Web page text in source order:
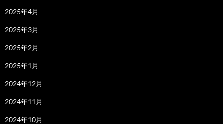
2025年4月
2025年3月
2025年2月
2025年1月
2024年12月
2024年11月
2024年10月